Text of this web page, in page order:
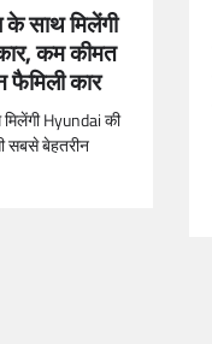
के साथ मिलेंगी
कम कीमत
फैमिली कार
Hyundai की
सबसे बेहतरीन